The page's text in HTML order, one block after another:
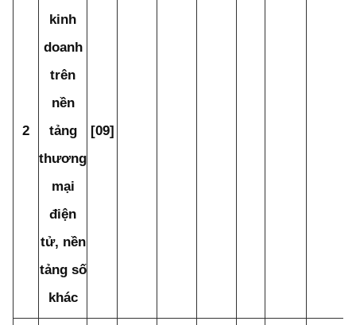
2
kinh
doanh
trên
nền
tảng
thương
mại
điện
tử, nền
tảng số
khác
[09]